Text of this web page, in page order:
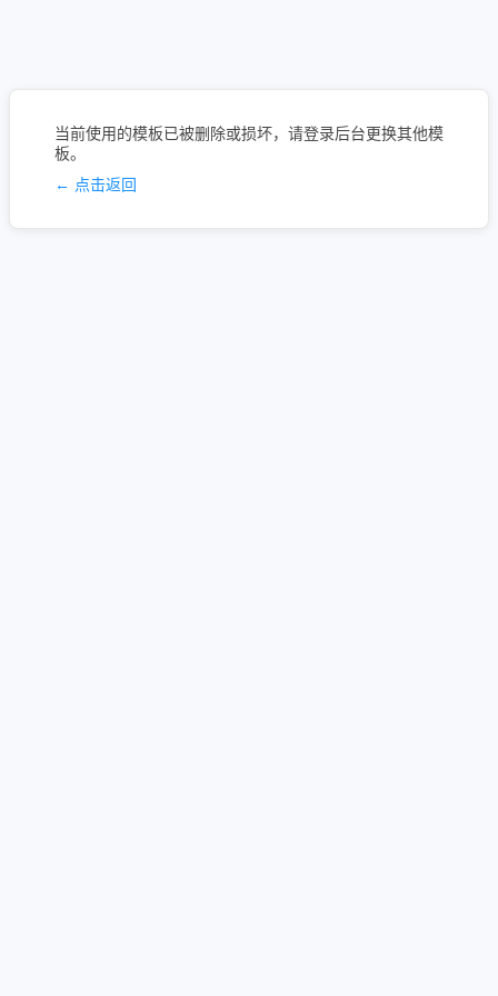
当前使用的模板已被删除或损坏，请登录后台更换其他模
板。
← 点击返回